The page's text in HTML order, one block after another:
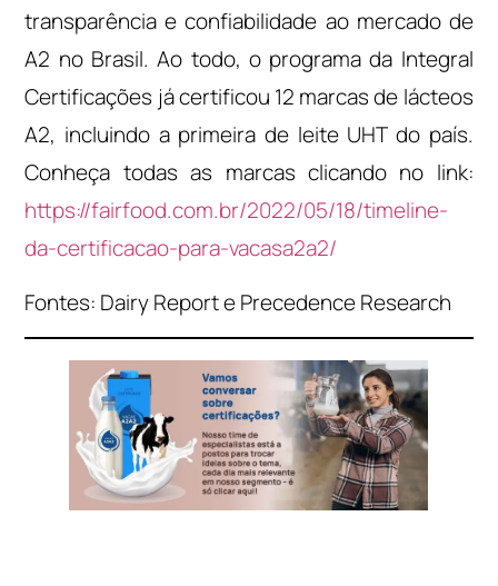
transparência e confiabilidade ao mercado de
A2 no Brasil. Ao todo, o programa da Integral
Certificações já certificou 12 marcas de lácteos
A2, incluindo a primeira de leite UHT do país.
Conheça todas as marcas clicando no link:
https://fairfood.com.br/2022/05/18/timeline-
da-certificacao-para-vacasa2a2/
Fontes: Dairy Report e Precedence Research